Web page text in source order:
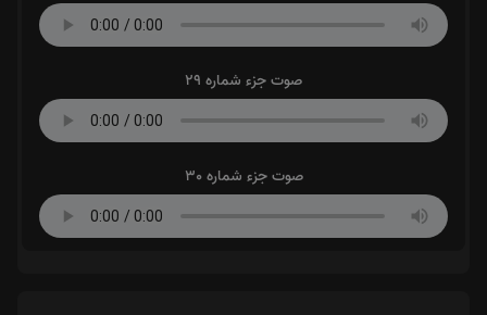
صوت جزء شماره 29
صوت جزء شماره 30